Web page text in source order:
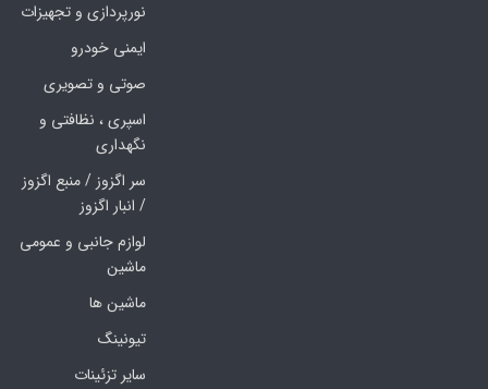
نورپردازی و تجهیزات
ایمنی خودرو
صوتی و تصویری
اسپری ، نظافتی و
نگهداری
سر اگزوز / منبع اگزوز
/ انبار اگزوز
لوازم جانبی و عمومی
ماشین
ماشین ها
تیونینگ
سایر تزئینات